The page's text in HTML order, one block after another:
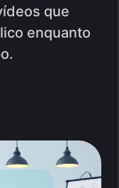
que
enquanto